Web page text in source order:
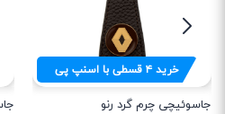
خرید۴قسطی با اسنپ پی
جاسوئیچی چرم گرد رنو